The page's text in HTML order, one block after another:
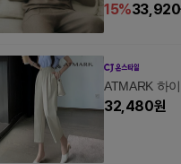
15%33,920
ATMARK 하
32,480원